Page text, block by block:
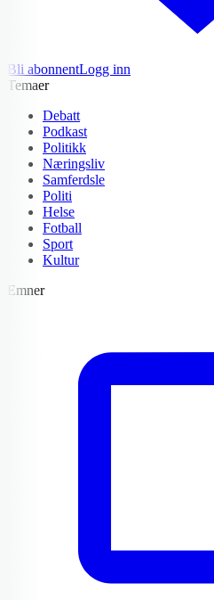
Bli abonnentLogg inn
Temaer
Debatt
Podkast
Politikk
Næringsliv
Samferdsle
Politi
Helse
Fotball
Sport
Kultur
Emner